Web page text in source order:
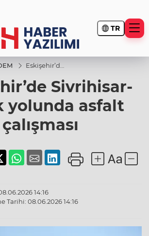
TR
Eskişehir’de
Çeltik
yolunda
çalışması
Sivrihisar-
yolunda asfalt
çalışması
14:16
Tarihi: 08.06.2026 14:16